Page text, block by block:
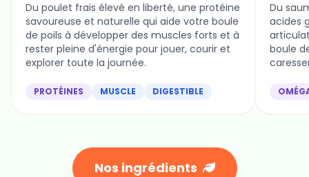
Du poulet frais élevé en liberté, une protéine
savoureuse et naturelle qui aide votre boule
de poils à développer des muscles forts et à
rester pleine d'énergie pour jouer, courir et
explorer toute la journée.
PROTÉINES MUSCLE DIGESTIBLE
Du
acides
boule
Nos ingrédients